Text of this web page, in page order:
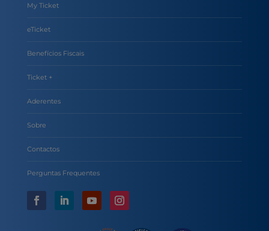
My Ticket
eTicket
Benefícios Fiscais
Ticket +
Aderentes
Sobre
Contactos
Perguntas Frequentes